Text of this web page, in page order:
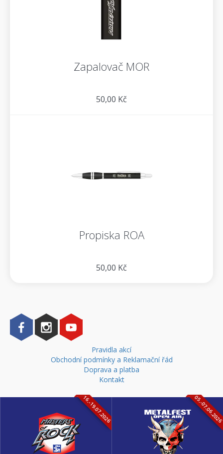
Zapalovač MOR
50,00 Kč
Propiska ROA
50,00 Kč
Pravidla akcí
Obchodní podmínky a Reklamační řád
Doprava a platba
Kontakt
16.-19.07.2026 05.-